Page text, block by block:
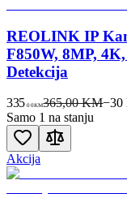
REOLINK IP
F850W, 8MP,
Detekcija
335 00KM365,00 KM−30
Samo 1 na stanju
Akcija